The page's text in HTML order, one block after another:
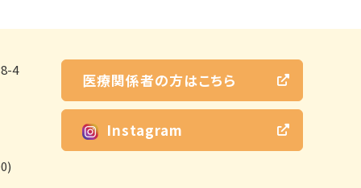
4
医療関係者の方はこちら
Instagram